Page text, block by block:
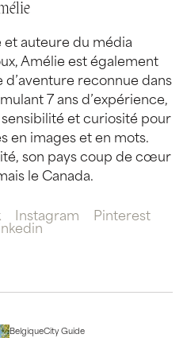
auteure du média
Amélie est également
reconnue dans
7 ans d’expérience,
et curiosité pour
en images et en mots.
son pays coup de cœur
le Canada.
Instagram
Pinterest
BelgiqueCity Guide